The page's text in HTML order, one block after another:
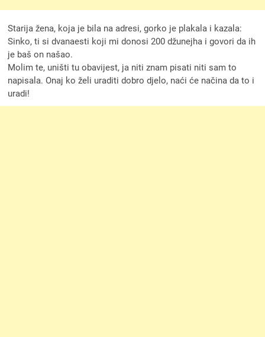
Starija žena, koja je bila na adresi, gorko je plakala i kazala:
Sinko, ti si dvanaesti koji mi donosi 200 džunejha i govori da ih
je baš on našao.
Molim te, uništi tu obavijest, ja niti znam pisati niti sam to
napisala. Onaj ko želi uraditi dobro djelo, naći će načina da to i
uradi!